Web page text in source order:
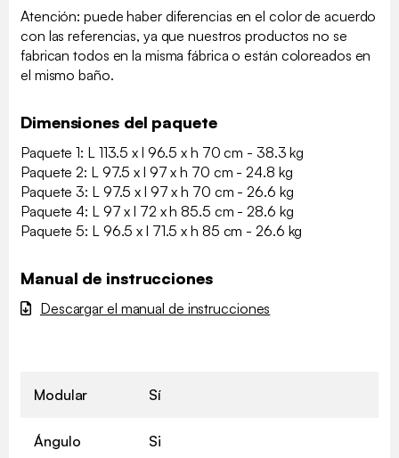
Atención: puede haber diferencias en el color de acuerdo
con las referencias, ya que nuestros productos no se
fabrican todos en la misma fábrica o están coloreados en
el mismo baño.
Dimensiones del paquete
Paquete 1: L 113.5 x l 96.5 x h 70 cm - 38.3 kg
Paquete 2: L 97.5 x l 97 x h 70 cm - 24.8 kg
Paquete 3: L 97.5 x l 97 x h 70 cm - 26.6 kg
Paquete 4: L 97 x l 72 x h 85.5 cm - 28.6 kg
Paquete 5: L 96.5 x l 71.5 x h 85 cm - 26.6 kg
Manual de instrucciones
Descargar el manual de instrucciones
Modular Sí
Ángulo Si